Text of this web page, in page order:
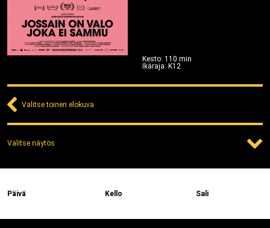
Kesto: 110 min
Ikäraja: K12
Valitse toinen elokuva
Valitse näytös
Päivä Kello Sali